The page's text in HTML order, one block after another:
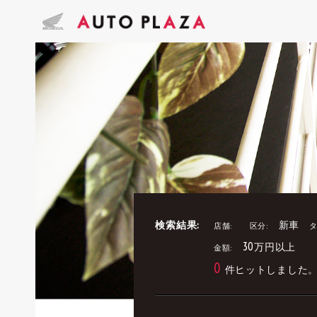
検索結果: 店舗: 区分: 新車
金額: 30万円以上
0 件ヒットしました。